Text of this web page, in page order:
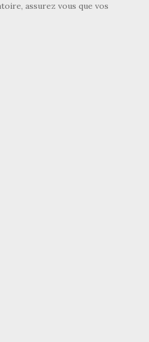
assurez vous que vos